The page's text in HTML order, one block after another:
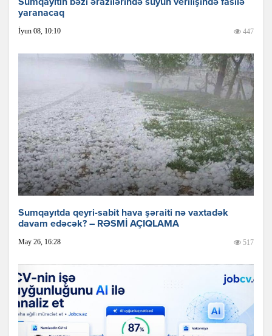
Sumqayıtın bəzi ərazilərində suyun verilişində fasilə
yaranacaq
İyun 08, 10:10 447
Sumqayıtda qeyri-sabit hava şəraiti nə vaxtadək
davam edəcək? – RƏSMİ AÇIQLAMA
May 26, 16:28 517